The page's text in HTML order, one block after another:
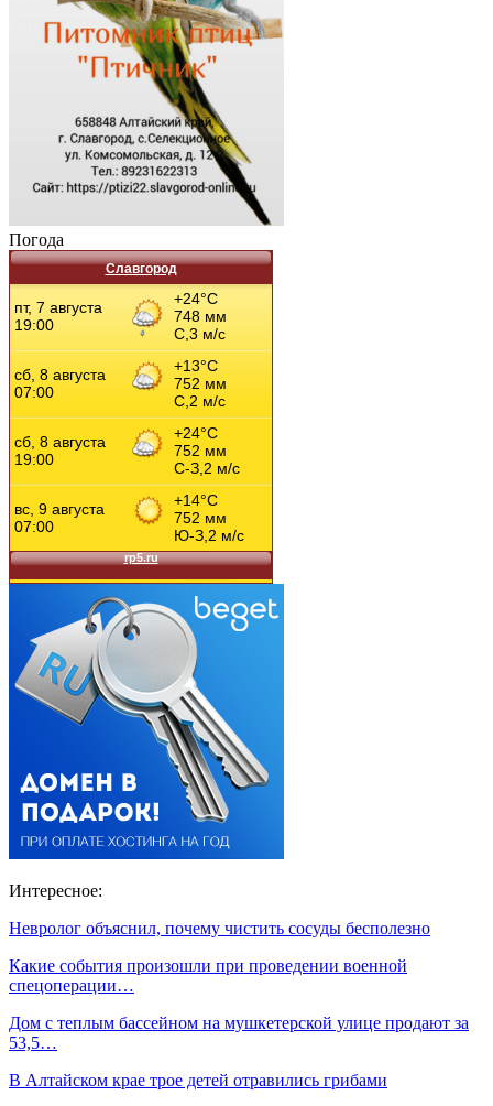
Погода
Славгород
Интересное:
Невролог объяснил, почему чистить сосуды бесполезно
Какие события произошли при проведении военной
спецоперации…
Дом с теплым бассейном на мушкетерской улице продают за
53,5…
В Алтайском крае трое детей отравились грибами